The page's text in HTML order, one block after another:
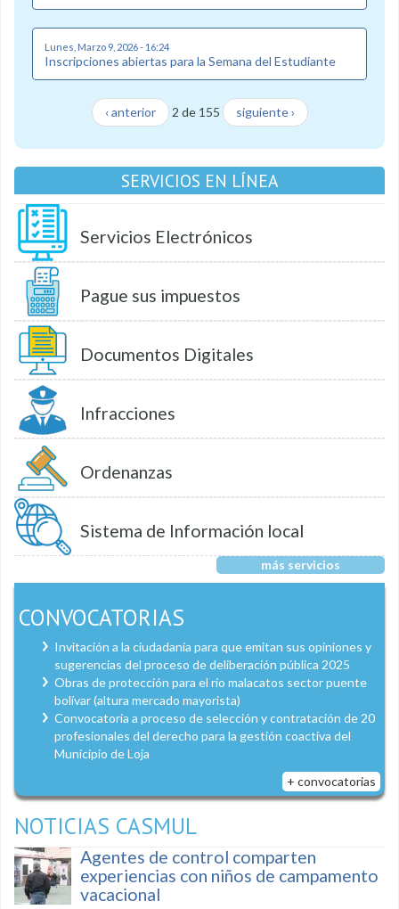
Lunes, Marzo 9, 2026 - 16:24
Inscripciones abiertas para la Semana del Estudiante
‹ anterior 2 de 155 siguiente ›
SERVICIOS EN LÍNEA
Servicios Electrónicos
Pague sus impuestos
Documentos Digitales
Infracciones
Ordenanzas
Sistema de Información local
más servicios
CONVOCATORIAS
Invitación a la ciudadanía para que emitan sus opiniones y
sugerencias del proceso de deliberación pública 2025
Obras de protección para el río malacatos sector puente
bolívar (altura mercado mayorista)
Convocatoria a proceso de selección y contratación de 20
profesionales del derecho para la gestión coactiva del
Municipio de Loja
+ convocatorias
NOTICIAS CASMUL
Agentes de control comparten
experiencias con niños de campamento
vacacional